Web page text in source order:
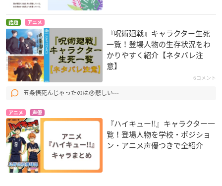
話題 アニメ
『呪術廻戦』キャラクター生死
一覧！登場人物の生存状況をわ
かりやすく紹介【ネタバレ注
意】
6コメント
五条悟死んじゃったのは😞悲しい⋯
アニメ 声優
『ハイキュー!!』キャラクター一
覧！登場人物を学校・ポジショ
ン・アニメ声優つきで全紹介